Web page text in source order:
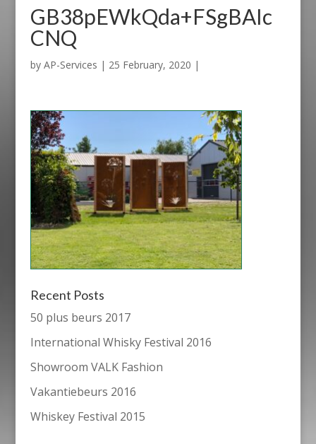
GB38pEWkQda+FSgBAIc
CNQ
by AP-Services | 25 February, 2020 |
Recent Posts
50 plus beurs 2017
International Whisky Festival 2016
Showroom VALK Fashion
Vakantiebeurs 2016
Whiskey Festival 2015